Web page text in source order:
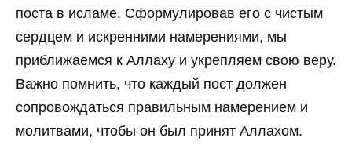
поста в исламе. Сформулировав его с чистым
сердцем и искренними намерениями, мы
приближаемся к Аллаху и укрепляем свою веру.
Важно помнить, что каждый пост должен
сопровождаться правильным намерением и
молитвами, чтобы он был принят Аллахом.